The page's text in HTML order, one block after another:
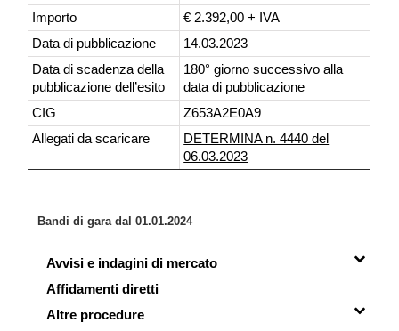
Importo
€ 2.392,00 + IVA
Data di pubblicazione
14.03.2023
Data di scadenza della
pubblicazione dell’esito
180° giorno successivo alla
data di pubblicazione
CIG
Z653A2E0A9
Allegati da scaricare
DETERMINA n. 4440 del
06.03.2023
Bandi di gara dal 01.01.2024
Avvisi e indagini di mercato
Affidamenti diretti
Altre procedure